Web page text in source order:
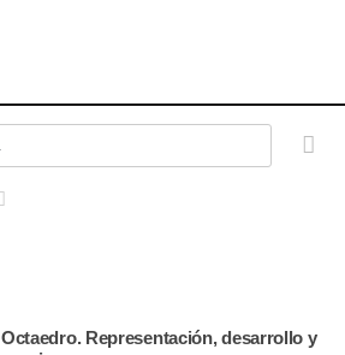
Octaedro. Representación, desarrollo y